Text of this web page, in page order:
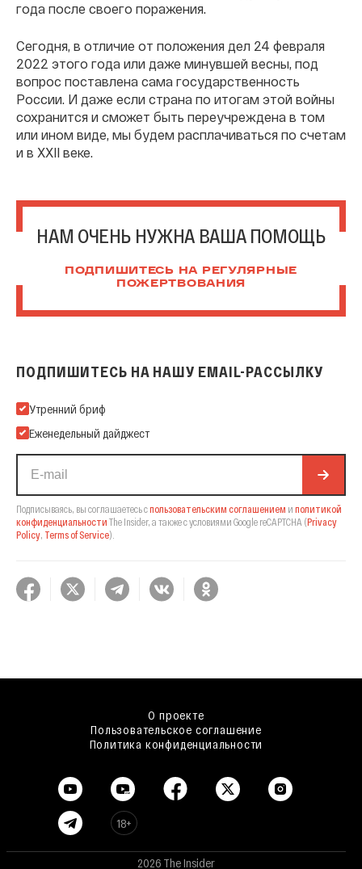
года после своего поражения.
Сегодня, в отличие от положения дел 24 февраля
2022 этого года или даже минувшей весны, под
вопрос поставлена сама государственность
России. И даже если страна по итогам этой войны
сохранится и сможет быть переучреждена в том
или ином виде, мы будем расплачиваться по счетам
и в XXII веке.
НАМ ОЧЕНЬ НУЖНА ВАША ПОМОЩЬ
ПОДПИШИТЕСЬ НА РЕГУЛЯРНЫЕ
ПОЖЕРТВОВАНИЯ
ПОДПИШИТЕСЬ НА НАШУ EMAIL-РАССЫЛКУ
Подпишитесь на нашу Email-рассылку
Утренний бриф
Еженедельный дайджест
Подписываясь, вы соглашаетесь спользовательским соглашением и политикой
конфиденциальности The Insider, а также с условиями Google reCAPTCHA (Privacy
Policy, Terms of Service).
О проекте
Пользовательское соглашение
Политика конфиденциальности
18+
2026 The Insider